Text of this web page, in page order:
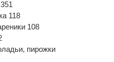
118
108
пирожки